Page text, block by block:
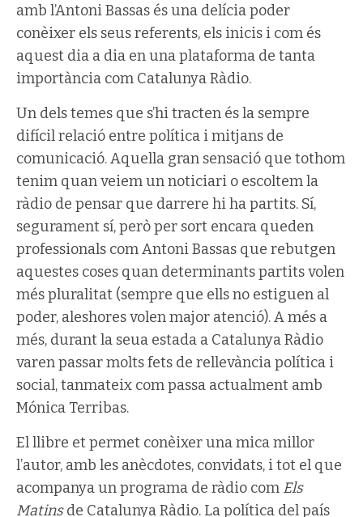
amb l’Antoni Bassas és una delícia poder
conèixer els seus referents, els inicis i com és
aquest dia a dia en una plataforma de tanta
importància com Catalunya Ràdio.
Un dels temes que s’hi tracten és la sempre
difícil relació entre política i mitjans de
comunicació. Aquella gran sensació que tothom
tenim quan veiem un noticiari o escoltem la
ràdio de pensar que darrere hi ha partits. Sí,
segurament sí, però per sort encara queden
professionals com Antoni Bassas que rebutgen
aquestes coses quan determinants partits volen
més pluralitat (sempre que ells no estiguen al
poder, aleshores volen major atenció). A més a
més, durant la seua estada a Catalunya Ràdio
varen passar molts fets de rellevància política i
social, tanmateix com passa actualment amb
Mónica Terribas.
El llibre et permet conèixer una mica millor
l’autor, amb les anècdotes, convidats, i tot el que
acompanya un programa de ràdio com Els
Matinsde Catalunya Ràdio. La política del país